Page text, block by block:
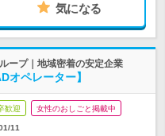
気になる
ープ｜地域密着の安定企業
オペレーター】
歓迎 女性のおしごと掲載中
11